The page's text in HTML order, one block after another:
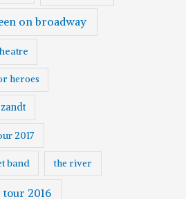
on broadway
heroes
2017
band the river
2016